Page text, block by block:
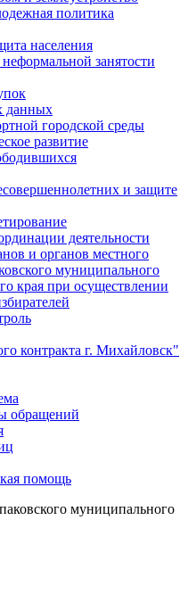
политика
населения
занятости
данных
городской среды
развитие
и защите
деятельности
и органов местного
муниципального
края при осуществлении
контракта г. Михайловск"
обращений
помощь
муниципального